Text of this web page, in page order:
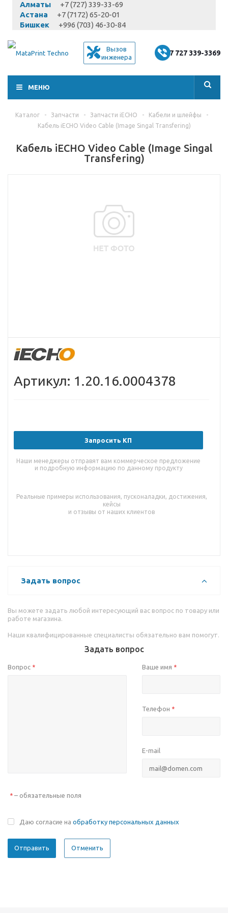
Алматы
+7 (727) 339-33-69
Астана
+7 (7172) 65-20-01
Бишкек
+996 (703) 46-30-84
Вызов
инженера
+7 727 339-3369
МЕНЮ
Каталог - Запчасти - Запчасти iECHO - Кабели и шлейфы
-
Кабель iECHO Video Cable (Image Singal Transfering)
Кабель iECHO Video Cable (Image Singal
Transfering)
Артикул: 1.20.16.0004378
Запросить КП
Наши менеджеры отправят вам коммерческое предложение
и подробную информацию по данному продукту
Реальные примеры использования, пусконаладки, достижения,
кейсы
и отзывы от наших клиентов
Задать вопрос
Вы можете задать любой интересующий вас вопрос по товару или
работе магазина.
Наши квалифицированные специалисты обязательно вам помогут.
Задать вопрос
Вопрос * Ваше имя *
Телефон *
E-mail
* – обязательные поля
Даю согласие на обработку персональных данных
Отменить